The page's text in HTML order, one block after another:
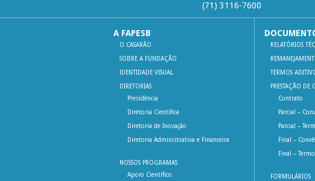
(71) 3116-7600
A FAPESB
O CASARÃO
SOBRE A FUNDAÇÃO
IDENTIDADE VISUAL
DIRETORIAS
Presidência
Diretoria Científica
Diretoria de Inovação
Diretoria Administrativa e Financeira
NOSSOS PROGRAMAS
Apoio Científico
RELATÓRIOS
TERMOS
PRESTAÇÃO DE
Contrato
Parcial –
Parcial –
Final –
Final –
FORMULÁRIOS